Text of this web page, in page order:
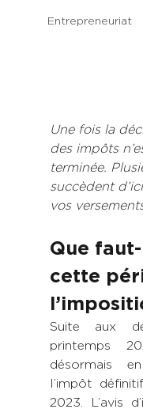
Entrepreneuriat
Une fois la
des impôts
terminée.
succèdent
vos
Que
cette
Suite aux
printemps
désormais
l’impôt
2023. L’avis